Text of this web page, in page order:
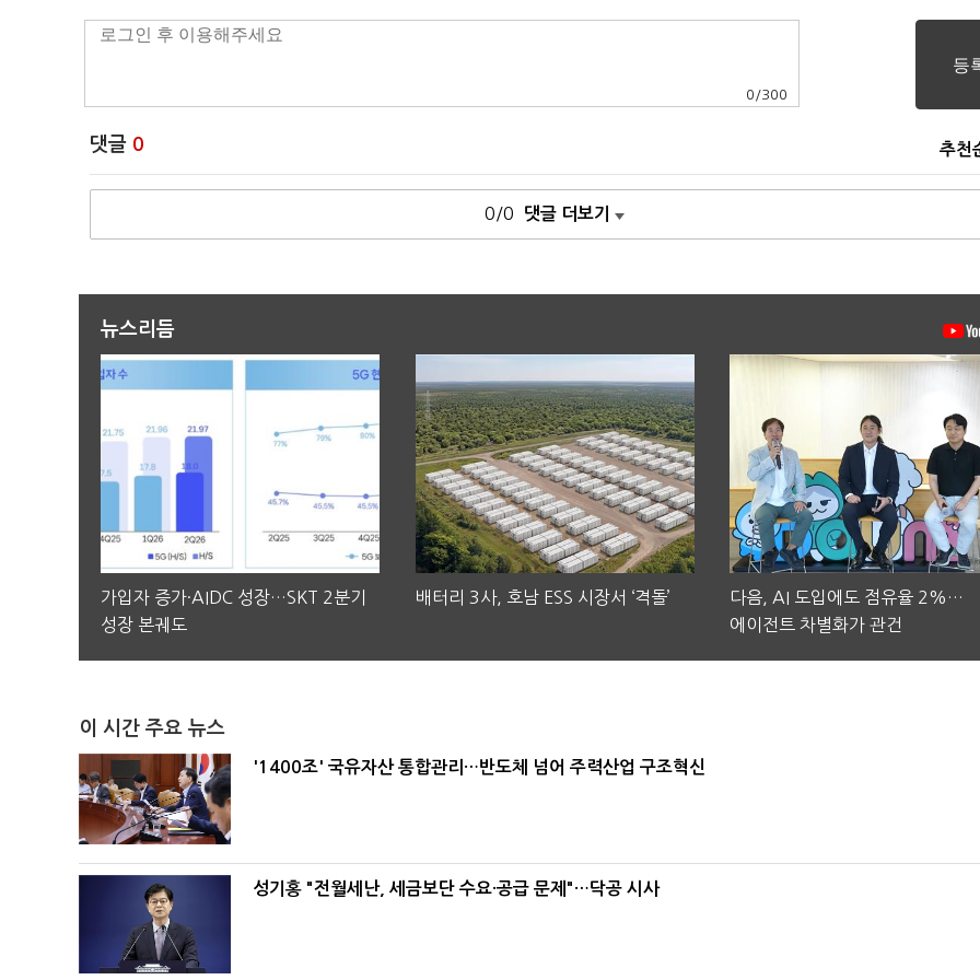
0 /300
댓글 0 추천
0/0 댓글 더보기
뉴스리듬
가입자 증가·AIDC 성장…SKT 2분기
성장 본궤도
배터리 3사, 호남 ESS 시장서 ‘격돌’
다음, AI 도입에도 점유율 2%…
에이전트 차별화가 관건
이 시간 주요 뉴스
'1400조' 국유자산 통합관리…반도체 넘어 주력산업 구조혁신
성기홍 "전월세난, 세금보단 수요·공급 문제"…닥공 시사